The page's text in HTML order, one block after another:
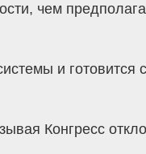
чем
и готовится
Конгресс